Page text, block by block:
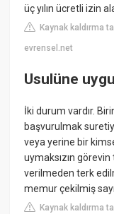
üç yılın ücretli izin
Kaynak kaldırma
evrensel.net
Usulüne
İki durum vardır.
başvurulmak
veya yerine bir
uymaksızın
verilmeden terk
memur çekilmiş
Kaynak kaldırma